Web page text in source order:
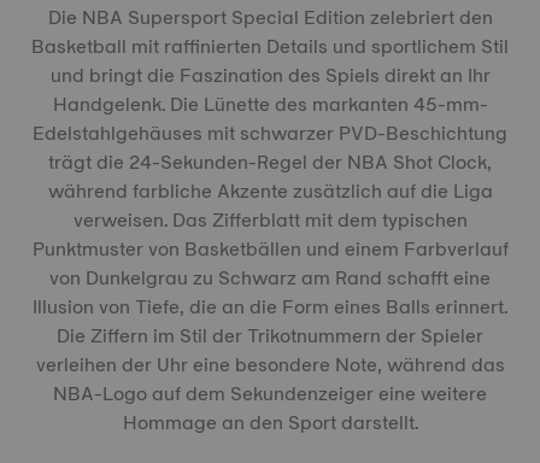
Die NBA Supersport Special Edition zelebriert den
Basketball mit raffinierten Details und sportlichem Stil
und bringt die Faszination des Spiels direkt an Ihr
Handgelenk. Die Lünette des markanten 45-mm-
Edelstahlgehäuses mit schwarzer PVD-Beschichtung
trägt die 24-Sekunden-Regel der NBA Shot Clock,
während farbliche Akzente zusätzlich auf die Liga
verweisen. Das Zifferblatt mit dem typischen
Punktmuster von Basketbällen und einem Farbverlauf
von Dunkelgrau zu Schwarz am Rand schafft eine
Illusion von Tiefe, die an die Form eines Balls erinnert.
Die Ziffern im Stil der Trikotnummern der Spieler
verleihen der Uhr eine besondere Note, während das
NBA-Logo auf dem Sekundenzeiger eine weitere
Hommage an den Sport darstellt.